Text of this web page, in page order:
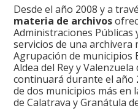
Desde el año 2008 y a
materia de archivos
Administraciones
servicios de una archivera
Agrupación de municipios
Aldea del Rey y
continuará durante el año
de dos municipios más en
de Calatrava y Granátula